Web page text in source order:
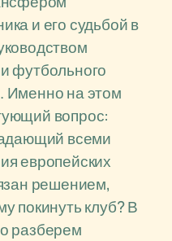
и его судьбой в
футбольного
Именно на этом
вопрос:
всеми
европейских
решением,
покинуть клуб? В
разберем